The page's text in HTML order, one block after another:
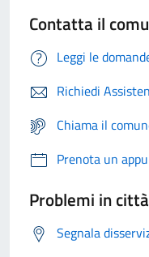
Contatta il
Leggi le
Richiedi
Chiama il
Prenota un
Problemi in città
Segnala